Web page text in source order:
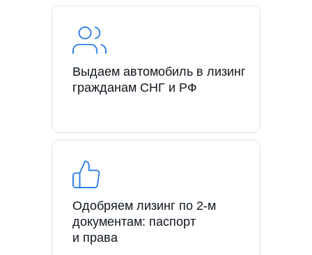
Выдаем автомобиль в лизинг
гражданам СНГ и РФ
Одобряем лизинг по 2-м
документам: паспорт
и права